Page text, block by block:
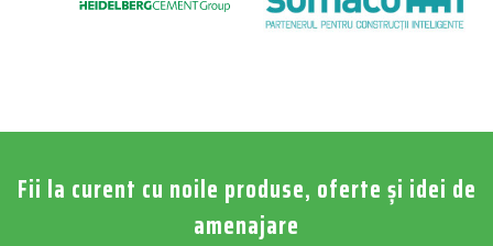
Fii la curent cu noile produse, oferte și idei de
amenajare